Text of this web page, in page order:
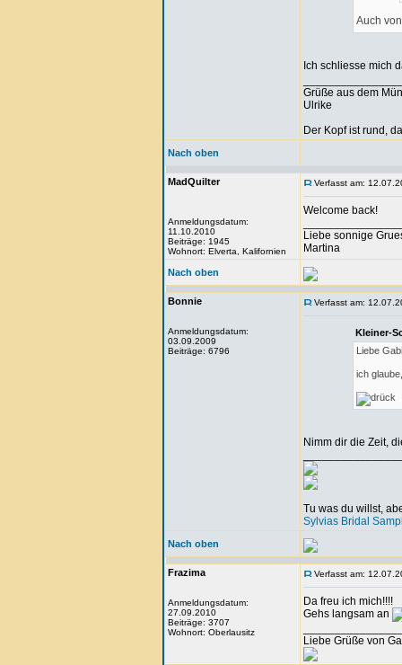
Auch
Ich schliesse mich
Grüße aus dem
Ulrike
Der Kopf ist rund,
Nach oben
MadQuilter
Anmeldungsdatum:
11.10.2010
Beiträge: 1945
Wohnort: Elverta, Kalifornien
Verfasst am:
Welcome back!
Liebe sonnige
Martina
Nach oben
Bonnie
Anmeldungsdatum:
03.09.2009
Beiträge: 6796
Verfasst am:
Kleiner-
Liebe
ich
Nimm dir die Zeit,
Tu was du willst,
Sylvias Bridal
Nach oben
Frazima
Anmeldungsdatum:
27.09.2010
Beiträge: 3707
Wohnort: Oberlausitz
Verfasst am:
Da freu ich mich!!!!
Gehs langsam an
Liebe Grüße von